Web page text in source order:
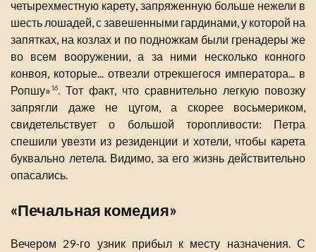
четырехместную карету, запряженную больше нежели в
шесть лошадей, с завешенными гардинами, у которой на
запятках, на козлах и по подножкам были гренадеры же
во всем вооружении, а за ними несколько конного
конвоя, которые... отвезли отрекшегося императора... в
Ропшу»16. Тот факт, что сравнительно легкую повозку
запрягли даже не цугом, а скорее восьмериком,
свидетельствует о большой торопливости: Петра
спешили увезти из резиденции и хотели, чтобы карета
буквально летела. Видимо, за его жизнь действительно
опасались.
«Печальная комедия»
Вечером 29-го узник прибыл к месту назначения. С